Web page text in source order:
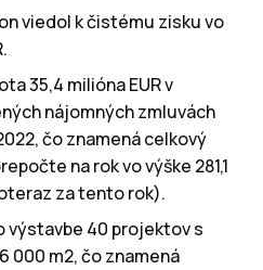
viedol k čistému zisku vo
35,4 milióna EUR v
nájomných zmluvách
čo znamená celkový
na rok vo výške 281,1
za tento rok).
výstavbe 40 projektov s
000 m2, čo znamená